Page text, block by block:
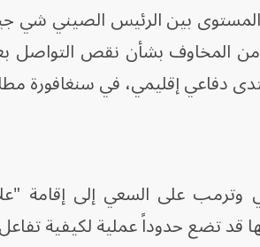
بين الرئيس الصيني شي
المخاوف بشأن نقص التواصل
دفاعي إقليمي، في سنغافورة
على السعي إلى إقامة
قد تضع حدوداً عملية لكيفية